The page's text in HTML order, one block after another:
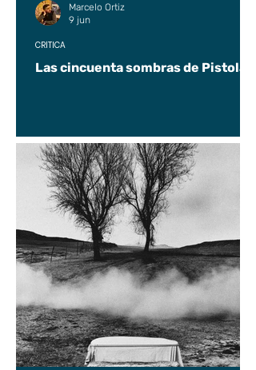
Las cincuenta sombras de Pistolas
CRÍTICA
Marcelo Ortiz
9 jun